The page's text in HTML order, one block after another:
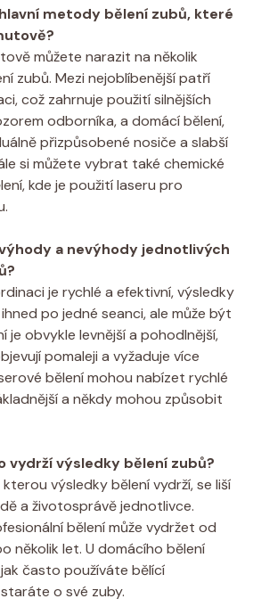
metody bělení zubů, které
můžete narazit na několik
zubů. Mezi nejoblíbenější patří
což zahrnuje použití silnějších
odborníka, a domácí bělení,
přizpůsobené nosiče a slabší
si můžete vybrat také chemické
kde je použití laseru pro
a nevýhody jednotlivých
je rychlé a efektivní, výsledky
po jedné seanci, ale může být
je obvykle levnější a pohodlnější,
pomaleji a vyžaduje více
bělení mohou nabízet rychlé
a někdy mohou způsobit
vydrží výsledky bělení zubů?
výsledky bělení vydrží, se liší
a životosprávě jednotlivce.
bělení může vydržet od
několik let. U domácího bělení
často používáte bělící
o své zuby.